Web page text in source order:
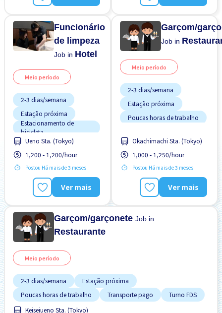
Funcionário
de limpeza
Job in Hotel
Meio período
2-3 dias/semana
Estação próxima
Estacionamento de
bicicleta
Estrangeiro trabalhando
Preferência por Homens
Preferência por Mulheres
Preferência por Visto de
Estudante
Promoção
Sem experiência OK
Ueno Sta. (Tokyo)
1,200 - 1,200/hour
Postou Há mais de 3 meses
Ver mais
Garçom/
Job in
Meio período
2-3 dias/semana
Estação próxima
Poucas horas de trabalho
Turno FDS
Okachimachi Sta. (Tokyo)
1,000 - 1,250/hour
Postou Há mais de 3 meses
Ver mais
Garçom/garçoneteJob in
Restaurante
Meio período
2-3 dias/semana
Estação próxima
Poucas horas de trabalho
Transporte pago
Turno FDS
Keiseiueno Sta. (Tokyo)